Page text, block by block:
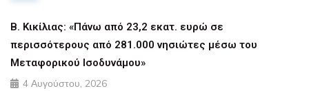
Β. Κικίλιας: «Πάνω από 23,2 εκατ. ευρώ σε
περισσότερους από 281.000 νησιώτες μέσω του
Μεταφορικού Ισοδυνάμου»
4 Αυγούστου, 2026